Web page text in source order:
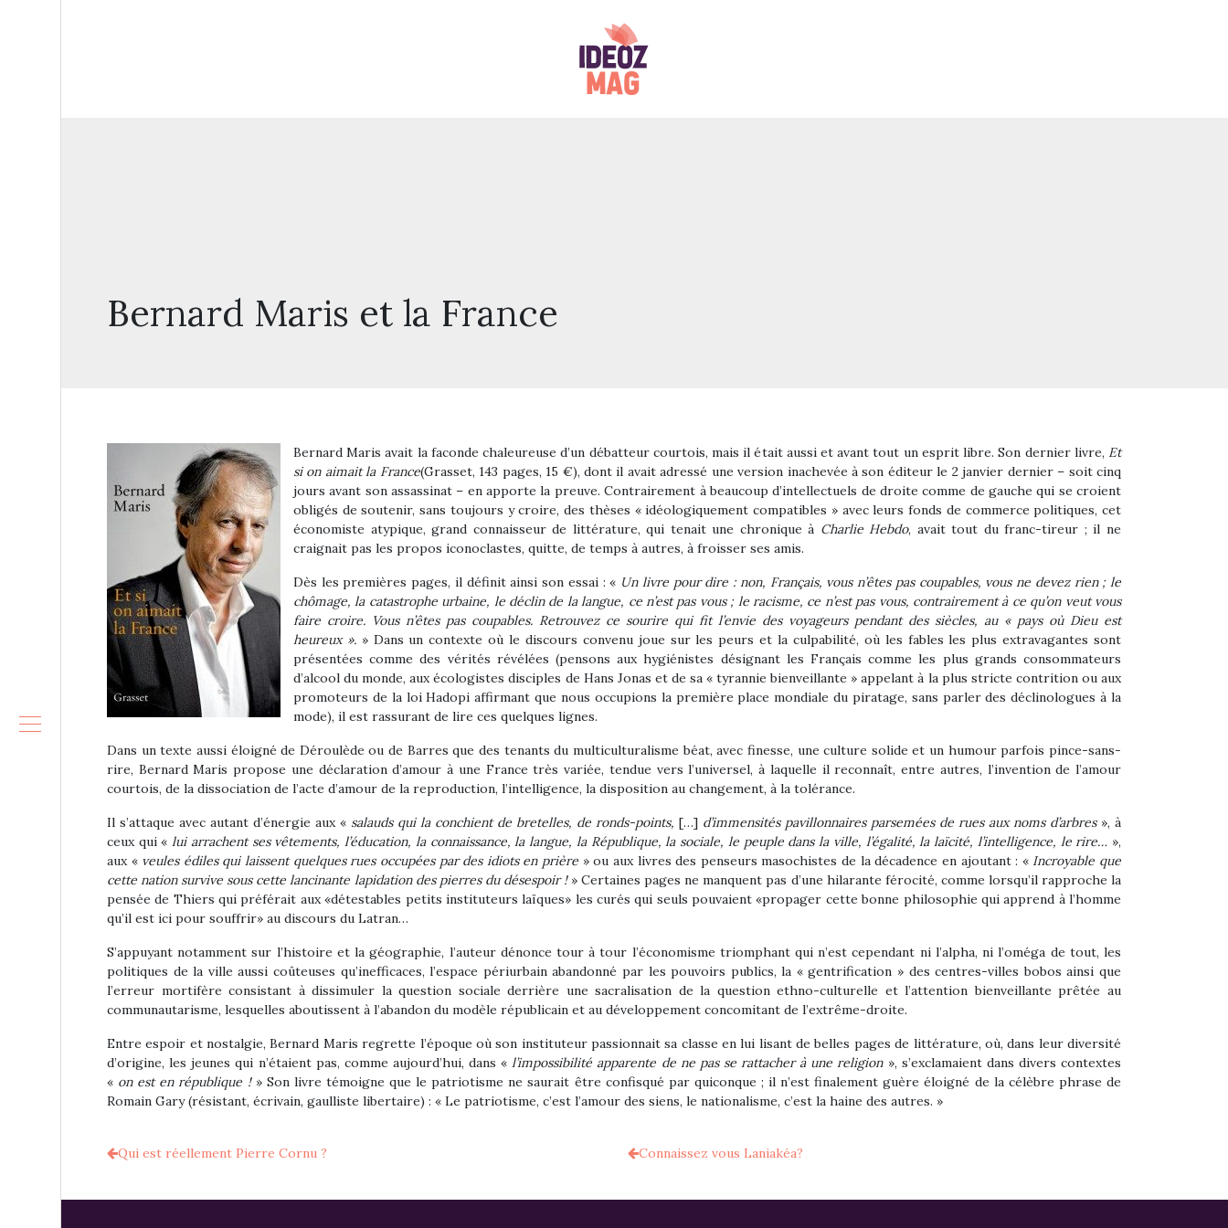
Bernard Maris et la France
Bernard Maris avait la faconde chaleureuse d’un débatteur courtois, mais il était aussi et avant tout un esprit libre. Son dernier livre, Et
si on aimait la France(Grasset, 143 pages, 15 €), dont il avait adressé une version inachevée à son éditeur le 2 janvier dernier – soit cinq
jours avant son assassinat – en apporte la preuve. Contrairement à beaucoup d’intellectuels de droite comme de gauche qui se croient
obligés de soutenir, sans toujours y croire, des thèses « idéologiquement compatibles » avec leurs fonds de commerce politiques, cet
économiste atypique, grand connaisseur de littérature, qui tenait une chronique à Charlie Hebdo, avait tout du franc-tireur ; il ne
craignait pas les propos iconoclastes, quitte, de temps à autres, à froisser ses amis.
Dès les premières pages, il définit ainsi son essai : « Un livre pour dire : non, Français, vous n’êtes pas coupables, vous ne devez rien ; le
chômage, la catastrophe urbaine, le déclin de la langue, ce n’est pas vous ; le racisme, ce n’est pas vous, contrairement à ce qu’on veut vous
faire croire. Vous n’êtes pas coupables. Retrouvez ce sourire qui fit l’envie des voyageurs pendant des siècles, au « pays où Dieu est
heureux ».» Dans un contexte où le discours convenu joue sur les peurs et la culpabilité, où les fables les plus extravagantes sont
présentées comme des vérités révélées (pensons aux hygiénistes désignant les Français comme les plus grands consommateurs
d’alcool du monde, aux écologistes disciples de Hans Jonas et de sa « tyrannie bienveillante » appelant à la plus stricte contrition ou aux
promoteurs de la loi Hadopi affirmant que nous occupions la première place mondiale du piratage, sans parler des déclinologues à la
mode), il est rassurant de lire ces quelques lignes.
Dans un texte aussi éloigné de Déroulède ou de Barres que des tenants du multiculturalisme béat, avec finesse, une culture solide et un humour parfois pince-sans-
rire, Bernard Maris propose une déclaration d’amour à une France très variée, tendue vers l’universel, à laquelle il reconnaît, entre autres, l’invention de l’amour
courtois, de la dissociation de l’acte d’amour de la reproduction, l’intelligence, la disposition au changement, à la tolérance.
Il s’attaque avec autant d’énergie aux « salauds qui la conchient de bretelles, de ronds-points, […] d’immensités pavillonnaires parsemées de rues aux noms d’arbres», à
ceux qui «lui arrachent ses vêtements, l’éducation, la connaissance, la langue, la République, la sociale, le peuple dans la ville, l’égalité, la laïcité, l’intelligence, le rire… »,
aux « veules édiles qui laissent quelques rues occupées par des idiots en prière » ou aux livres des penseurs masochistes de la décadence en ajoutant : « Incroyable que
cette nation survive sous cette lancinante lapidation des pierres du désespoir !» Certaines pages ne manquent pas d’une hilarante férocité, comme lorsqu’il rapproche la
pensée de Thiers qui préférait aux «détestables petits instituteurs laïques» les curés qui seuls pouvaient «propager cette bonne philosophie qui apprend à l’homme
qu’il est ici pour souffrir» au discours du Latran…
S’appuyant notamment sur l’histoire et la géographie, l’auteur dénonce tour à tour l’économisme triomphant qui n’est cependant ni l’alpha, ni l’oméga de tout, les
politiques de la ville aussi coûteuses qu’inefficaces, l’espace périurbain abandonné par les pouvoirs publics, la « gentrification » des centres-villes bobos ainsi que
l’erreur mortifère consistant à dissimuler la question sociale derrière une sacralisation de la question ethno-culturelle et l’attention bienveillante prêtée au
communautarisme, lesquelles aboutissent à l’abandon du modèle républicain et au développement concomitant de l’extrême-droite.
Entre espoir et nostalgie, Bernard Maris regrette l’époque où son instituteur passionnait sa classe en lui lisant de belles pages de littérature, où, dans leur diversité
d’origine, les jeunes qui n’étaient pas, comme aujourd’hui, dans «l’impossibilité apparente de ne pas se rattacher à une religion», s’exclamaient dans divers contextes
« on est en république !» Son livre témoigne que le patriotisme ne saurait être confisqué par quiconque ; il n’est finalement guère éloigné de la célèbre phrase de
Romain Gary (résistant, écrivain, gaulliste libertaire) : « Le patriotisme, c’est l’amour des siens, le nationalisme, c’est la haine des autres. »
Qui est réellement Pierre Cornu ? Connaissez vous Laniakéa?